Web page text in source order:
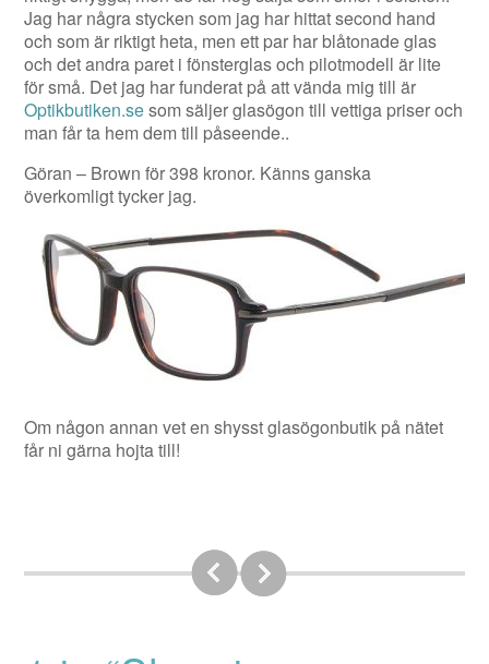
Jag har några stycken som jag har hittat second hand
och som är riktigt heta, men ett par har blåtonade glas
och det andra paret i fönsterglas och pilotmodell är lite
för små. Det jag har funderat på att vända mig till är
Optikbutiken.sesom säljer glasögon till vettiga priser och
man får ta hem dem till påseende..
Göran – Brown för 398 kronor. Känns ganska
överkomligt tycker jag.
Om någon annan vet en shysst glasögonbutik på nätet
får ni gärna hojta till!